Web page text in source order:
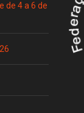
de 4 a 6 de